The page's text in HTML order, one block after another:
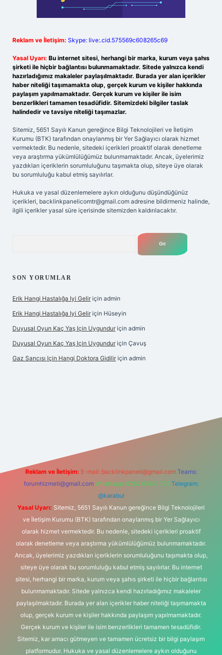
Reklam ve İletişim: Skype: live:.cid.575569c608265c69
Yasal Uyarı: Bu internet sitesi, herhangi bir marka, kurum veya şahıs
şirketi ile hiçbir bağlantısı bulunmamaktadır. Sitede yalnızca kendi
hazırladığımız makaleler paylaşılmaktadır. Burada yer alan içerikler
haber niteliği taşımamakta olup, gerçek kurum ve kişiler hakkında
paylaşım yapılmamaktadır. Gerçek kurum ve kişiler ile isim
benzerlikleri tamamen tesadüfidir. Sitemizdeki bilgiler taslak
halindedir ve tavsiye niteliği taşımazlar.
Sitemiz, 5651 Sayılı Kanun gereğince Bilgi Teknolojileri ve İletişim
Kurumu (BTK) tarafından onaylanmış bir Yer Sağlayıcı olarak hizmet
vermektedir. Bu nedenle, sitedeki içerikleri proaktif olarak denetleme
veya araştırma yükümlülüğümüz bulunmamaktadır. Ancak, üyelerimiz
yazdıkları içeriklerin sorumluluğunu taşımakta olup, siteye üye olarak
bu sorumluluğu kabul etmiş sayılırlar.
Hukuka ve yasal düzenlemelere aykırı olduğunu düşündüğünüz
içerikleri, backlinkpanelicomtr@gmail.com adresine bildirmeniz halinde,
ilgili içerikler yasal süre içerisinde sitemizden kaldırılacaktır.
SON YORUMLAR
Erik Hangi Hastalığa Iyi Gelir için admin
Erik Hangi Hastalığa Iyi Gelir için Hüseyin
Duyusal Oyun Kaç Yaş Için Uygundur için admin
Duyusal Oyun Kaç Yaş Için Uygundur için Çavuş
Gaz Sancısı Için Hangi Doktora Gidilir için admin
Reklam ve İletişim: E-mail: backlinkpaneli@gmail.com Teams:
forumhizmeti@gmail.com Whatsapp: 0262 606 0 726 Telegram:
@karabul
Yasal Uyarı: Sitemiz, 5651 Sayılı Kanun gereğince Bilgi Teknolojileri
ve İletişim Kurumu (BTK) tarafından onaylanmış bir Yer Sağlayıcı
olarak hizmet vermektedir. Bu nedenle, sitedeki içerikleri proaktif
olarak denetleme veya araştırma yükümlülüğümüz bulunmamaktadır.
Ancak, üyelerimiz yazdıkları içeriklerin sorumluluğunu taşımakta olup,
siteye üye olarak bu sorumluluğu kabul etmiş sayılırlar. Bu internet
sitesi, herhangi bir marka, kurum veya şahıs şirketi ile hiçbir bağlantısı
bulunmamaktadır. Sitede yalnızca kendi hazırladığımız makaleler
paylaşılmaktadır. Burada yer alan içerikler haber niteliği taşımamakta
olup, gerçek kurum ve kişiler hakkında paylaşım yapılmamaktadır.
Gerçek kurum ve kişiler ile isim benzerlikleri tamamen tesadüfidir.
Sitemiz, kar amacı gütmeyen ve tamamen ücretsiz bir bilgi paylaşım
platformudur. Hukuka ve yasal düzenlemelere aykırı olduğunu